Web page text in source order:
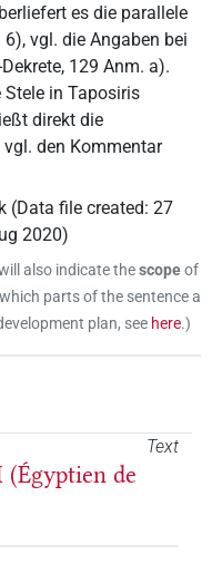
es die parallele
vgl. die Angaben bei
129 Anm. a).
in Taposiris
direkt die
vgl. den Kommentar
(Data file created: 27
2020)
also indicate thescopeof
parts of the sentence a
plan, see here.)
Text
(Égyptien de